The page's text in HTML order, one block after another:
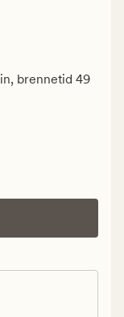
brennetid 49